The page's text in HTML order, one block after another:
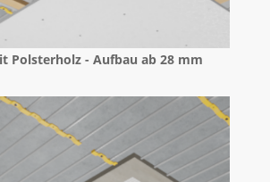
Polsterholz - Aufbau ab 28 mm